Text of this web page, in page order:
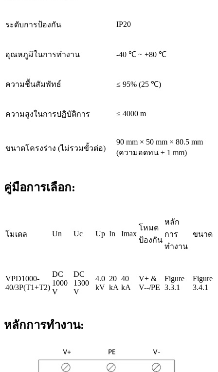
ระดับการป้องกัน IP20
อุณหภูมิในการทำงาน -40 ℃ ~ +80 ℃
ความชื้นสัมพัทธ์ ≤ 95% (25 ℃)
ความสูงในการปฏิบัติการ ≤ 4000 m
ขนาดโครงร่าง (ไม่รวมขั้วต่อ)
90 mm × 50 mm × 80.5 mm
(ความอดทน ± 1 mm)
คู่มือการเลือก:
โมเดล Un Uc Up In Imax
โหมด
ป้องกัน
หลัก
การ
ทำงาน
ขนาด
VPD1000-
40/3P(T1+T2)
DC
1000
V
DC
1300
V
4.0
kV
20
kA
40
kA
V+ &
V--/PE
Figure
3.3.1
Figure
3.4.1
หลักการทำงาน: